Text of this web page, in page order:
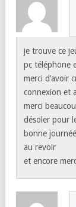
je trouve ce
pc téléphone
merci d’avoir
connexion et
merci
désoler pour
bonne
au revoir
et encore